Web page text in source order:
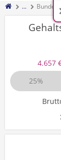
...
4.657
25%